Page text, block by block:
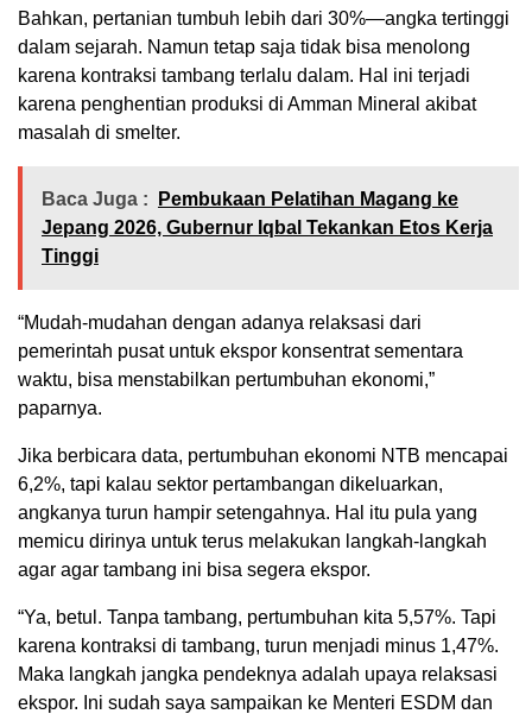
Bahkan, pertanian tumbuh lebih dari 30%—angka tertinggi
dalam sejarah. Namun tetap saja tidak bisa menolong
karena kontraksi tambang terlalu dalam. Hal ini terjadi
karena penghentian produksi di Amman Mineral akibat
masalah di smelter.
Baca Juga :
Pembukaan Pelatihan Magang ke
Jepang 2026, Gubernur Iqbal Tekankan Etos Kerja
Tinggi
“Mudah-mudahan dengan adanya relaksasi dari
pemerintah pusat untuk ekspor konsentrat sementara
waktu, bisa menstabilkan pertumbuhan ekonomi,”
paparnya.
Jika berbicara data, pertumbuhan ekonomi NTB mencapai
6,2%, tapi kalau sektor pertambangan dikeluarkan,
angkanya turun hampir setengahnya. Hal itu pula yang
memicu dirinya untuk terus melakukan langkah-langkah
agar agar tambang ini bisa segera ekspor.
“Ya, betul. Tanpa tambang, pertumbuhan kita 5,57%. Tapi
karena kontraksi di tambang, turun menjadi minus 1,47%.
Maka langkah jangka pendeknya adalah upaya relaksasi
ekspor. Ini sudah saya sampaikan ke Menteri ESDM dan